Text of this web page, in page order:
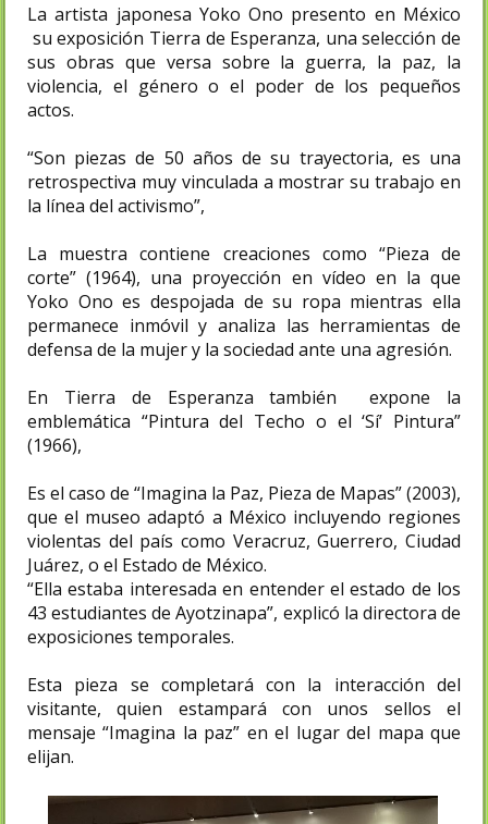
La artista japonesa Yoko Ono presento en México
su exposición Tierra de Esperanza, una selección de
sus obras que versa sobre la guerra, la paz, la
violencia, el género o el poder de los pequeños
actos.
“Son piezas de 50 años de su trayectoria, es una
retrospectiva muy vinculada a mostrar su trabajo en
la línea del activismo”,
La muestra contiene creaciones como “Pieza de
corte” (1964), una proyección en vídeo en la que
Yoko Ono es despojada de su ropa mientras ella
permanece inmóvil y analiza las herramientas de
defensa de la mujer y la sociedad ante una agresión.
En Tierra de Esperanza también expone la
emblemática “Pintura del Techo o el ‘Sí’ Pintura”
(1966),
Es el caso de “Imagina la Paz, Pieza de Mapas” (2003),
que el museo adaptó a México incluyendo regiones
violentas del país como Veracruz, Guerrero, Ciudad
Juárez, o el Estado de México.
“Ella estaba interesada en entender el estado de los
43 estudiantes de Ayotzinapa”, explicó la directora de
exposiciones temporales.
Esta pieza se completará con la interacción del
visitante, quien estampará con unos sellos el
mensaje “Imagina la paz” en el lugar del mapa que
elijan.